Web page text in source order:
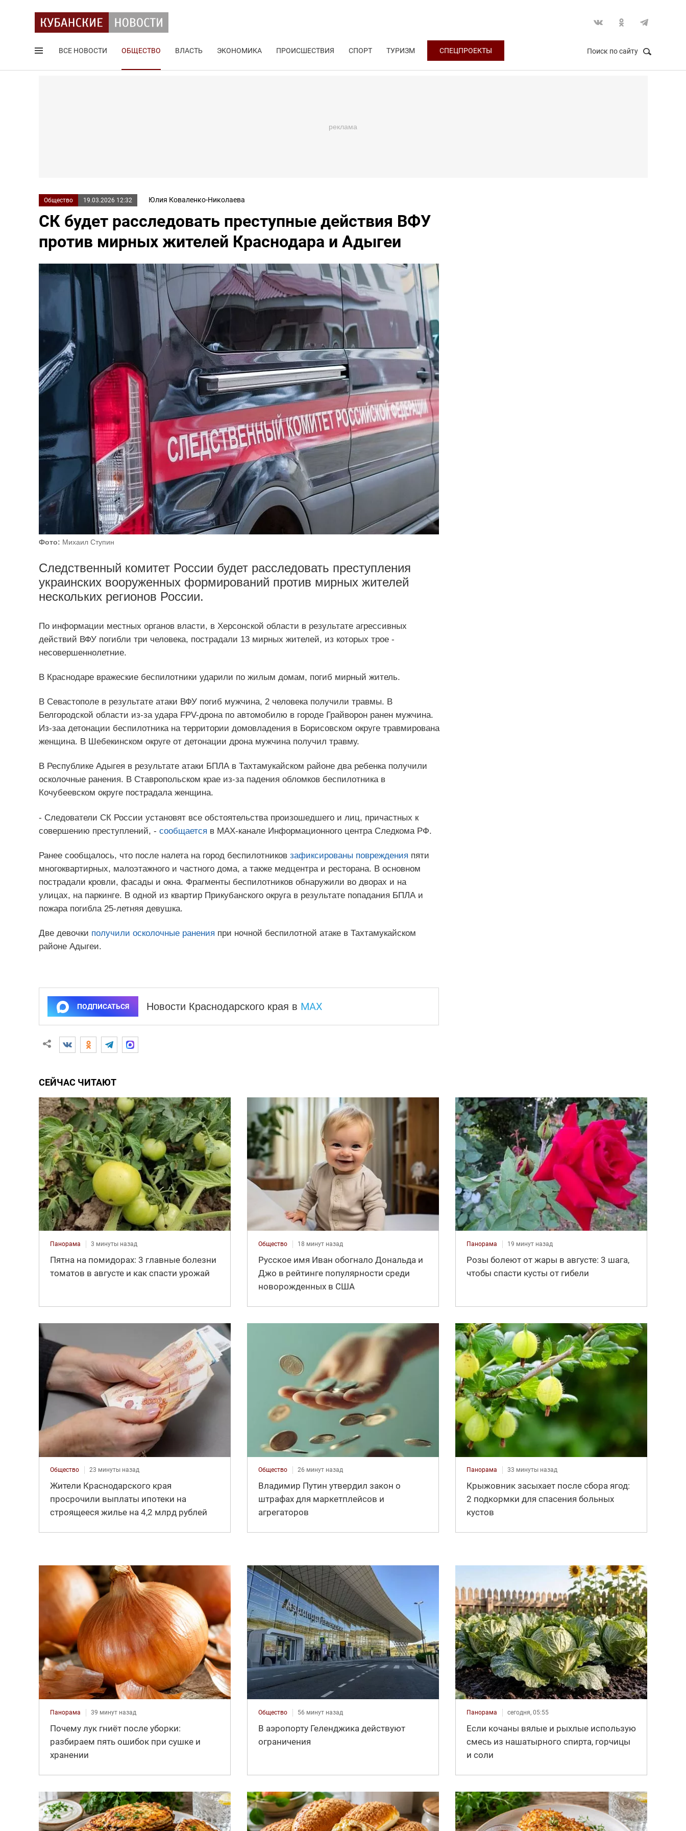
ВСЕ НОВОСТИ ОБЩЕСТВО ВЛАСТЬ ЭКОНОМИКА ПРОИСШЕСТВИЯ СПОРТ ТУРИЗМ СПЕЦПРОЕКТЫ Поиск по сайту
Общество 19.03.2026 12:32 Юлия Коваленко-Николаева
СК будет расследовать преступные действия ВФУ
против мирных жителей Краснодара и Адыгеи
Фото: Михаил Ступин
Следственный комитет России будет расследовать преступления
украинских вооруженных формирований против мирных жителей
нескольких регионов России.
По информации местных органов власти, в Херсонской области в результате агрессивных
действий ВФУ погибли три человека, пострадали 13 мирных жителей, из которых трое -
несовершеннолетние.
В Краснодаре вражеские беспилотники ударили по жилым домам, погиб мирный житель.
В Севастополе в результате атаки ВФУ погиб мужчина, 2 человека получили травмы. В
Белгородской области из-за удара FPV-дрона по автомобилю в городе Грайворон ранен мужчина.
Из-заа детонации беспилотника на территории домовладения в Борисовском округе травмирована
женщина. В Шебекинском округе от детонации дрона мужчина получил травму.
В Республике Адыгея в результате атаки БПЛА в Тахтамукайском районе два ребенка получили
осколочные ранения. В Ставропольском крае из-за падения обломков беспилотника в
Кочубеевском округе пострадала женщина.
- Следователи СК России установят все обстоятельства произошедшего и лиц, причастных к
совершению преступлений, - сообщается в MAX-канале Информационного центра Следкома РФ.
Ранее сообщалось, что после налета на город беспилотников зафиксированы повреждения пяти
многоквартирных, малоэтажного и частного дома, а также медцентра и ресторана. В основном
пострадали кровли, фасады и окна. Фрагменты беспилотников обнаружили во дворах и на
улицах, на паркинге. В одной из квартир Прикубанского округа в результате попадания БПЛА и
пожара погибла 25-летняя девушка.
Две девочки получили осколочные ранения при ночной беспилотной атаке в Тахтамукайском
районе Адыгеи.
ПОДПИСАТЬСЯ Новости Краснодарского края в MAX
СЕЙЧАС ЧИТАЮТ
Панорама 3 минуты назад
Пятна на помидорах: 3 главные болезни
томатов в августе и как спасти урожай
Общество 18 минут назад
Русское имя Иван обогнало Дональда и
Джо в рейтинге популярности среди
новорожденных в США
Панорама 19 минут назад
Розы болеют от жары в августе: 3 шага,
чтобы спасти кусты от гибели
Общество 23 минуты назад
Жители Краснодарского края
просрочили выплаты ипотеки на
строящееся жилье на 4,2 млрд рублей
Общество 26 минут назад
Владимир Путин утвердил закон о
штрафах для маркетплейсов и
агрегаторов
Панорама 33 минуты назад
Крыжовник засыхает после сбора ягод:
2 подкормки для спасения больных
кустов
Панорама 39 минут назад
Почему лук гниёт после уборки:
разбираем пять ошибок при сушке и
хранении
Общество 56 минут назад
В аэропорту Геленджика действуют
ограничения
Панорама сегодня, 05:55
Если кочаны вялые и рыхлые использую
смесь из нашатырного спирта, горчицы
и соли